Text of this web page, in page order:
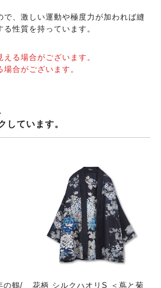
で、激しい運動や極度力が加われば縫
性質を持っています。
る場合がございます。
合がございます。
しています。
の鶴/ 花柄 シルクハオリS ＜蔦と菊